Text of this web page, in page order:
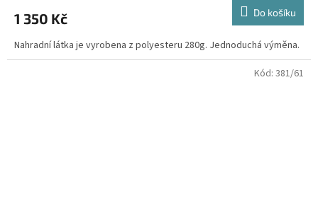
1 350 Kč Do košíku
Nahradní látka je vyrobena z polyesteru 280g. Jednoduchá výměna.
Kód: 381/61